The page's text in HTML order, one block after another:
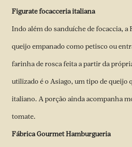
Figurate focacceria italiana
Indo além do sanduíche de focaccia, a
queijo empanado como petisco ou
farinha de rosca feita a partir da
utilizado é o Asiago, um tipo de queijo
italiano. A porção ainda acompanha
tomate.
Fábrica Gourmet Hamburgueria